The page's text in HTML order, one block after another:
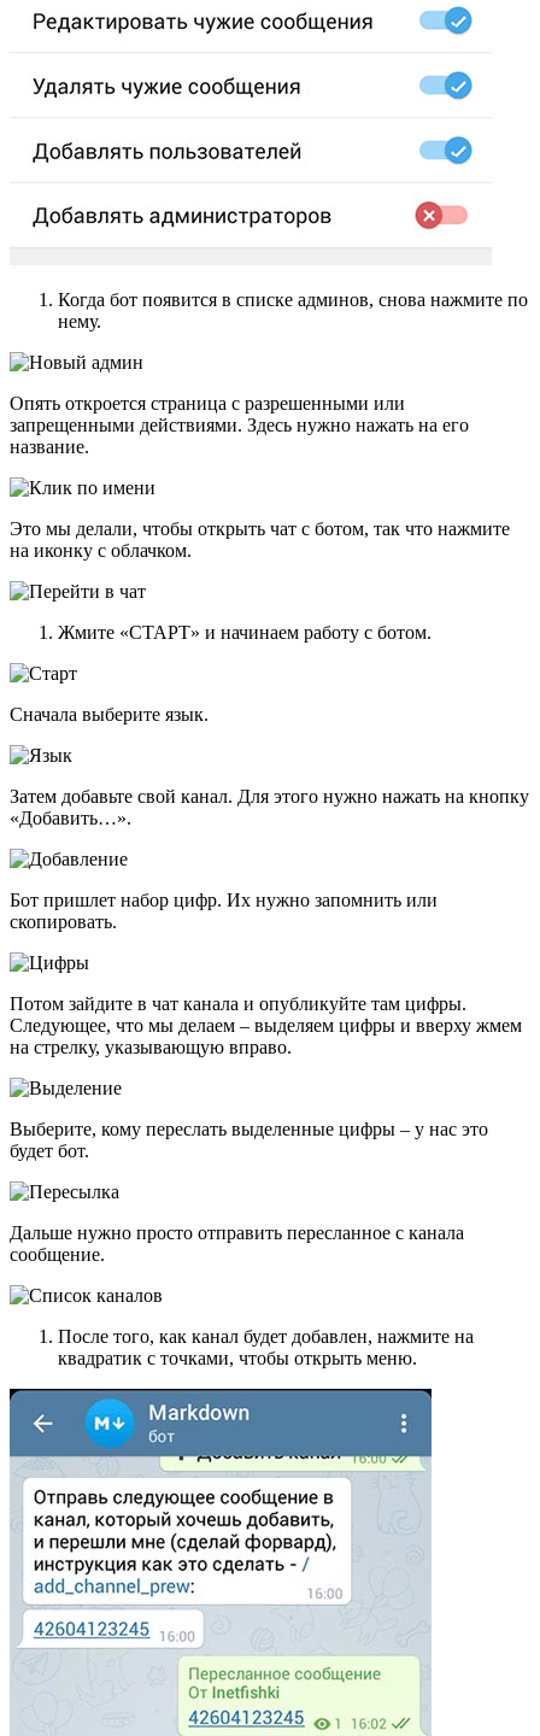
Когда бот появится в списке админов, снова нажмите по
нему.
Опять откроется страница с разрешенными или
запрещенными действиями. Здесь нужно нажать на его
название.
Это мы делали, чтобы открыть чат с ботом, так что нажмите
на иконку с облачком.
Жмите «СТАРТ» и начинаем работу с ботом.
Сначала выберите язык.
Затем добавьте свой канал. Для этого нужно нажать на кнопку
«Добавить…».
Бот пришлет набор цифр. Их нужно запомнить или
скопировать.
Потом зайдите в чат канала и опубликуйте там цифры.
Следующее, что мы делаем – выделяем цифры и вверху жмем
на стрелку, указывающую вправо.
Выберите, кому переслать выделенные цифры – у нас это
будет бот.
Дальше нужно просто отправить пересланное с канала
сообщение.
После того, как канал будет добавлен, нажмите на
квадратик с точками, чтобы открыть меню.